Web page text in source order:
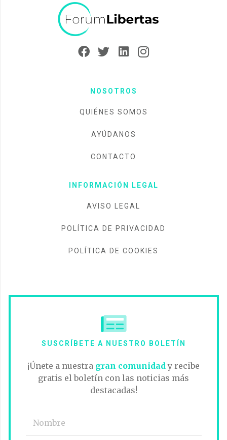
NOSOTROS
QUIÉNES SOMOS
AYÚDANOS
CONTACTO
INFORMACIÓN LEGAL
AVISO LEGAL
POLÍTICA DE PRIVACIDAD
POLÍTICA DE COOKIES
SUSCRÍBETE A NUESTRO BOLETÍN
¡Únete a nuestra gran comunidady recibe
gratis el boletín con las noticias más
destacadas!